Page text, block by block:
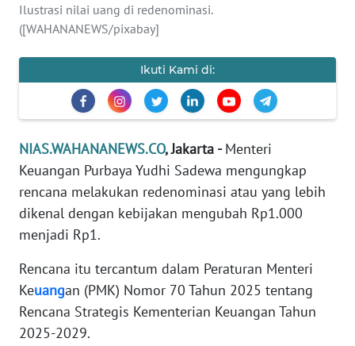
Ilustrasi nilai uang di redenominasi.
([WAHANANEWS/pixabay]
Ikuti Kami di:
NIAS.WAHANANEWS.CO, Jakarta -Menteri
Keuangan Purbaya Yudhi Sadewa mengungkap
rencana melakukan redenominasi atau yang lebih
dikenal dengan kebijakan mengubah Rp1.000
menjadi Rp1.
Rencana itu tercantum dalam Peraturan Menteri
Keuangan (PMK) Nomor 70 Tahun 2025 tentang
Rencana Strategis Kementerian Keuangan Tahun
2025-2029.
Informasi
KAMI
INFO
TENTANG
KAMI
PEDOMAN
SIBER